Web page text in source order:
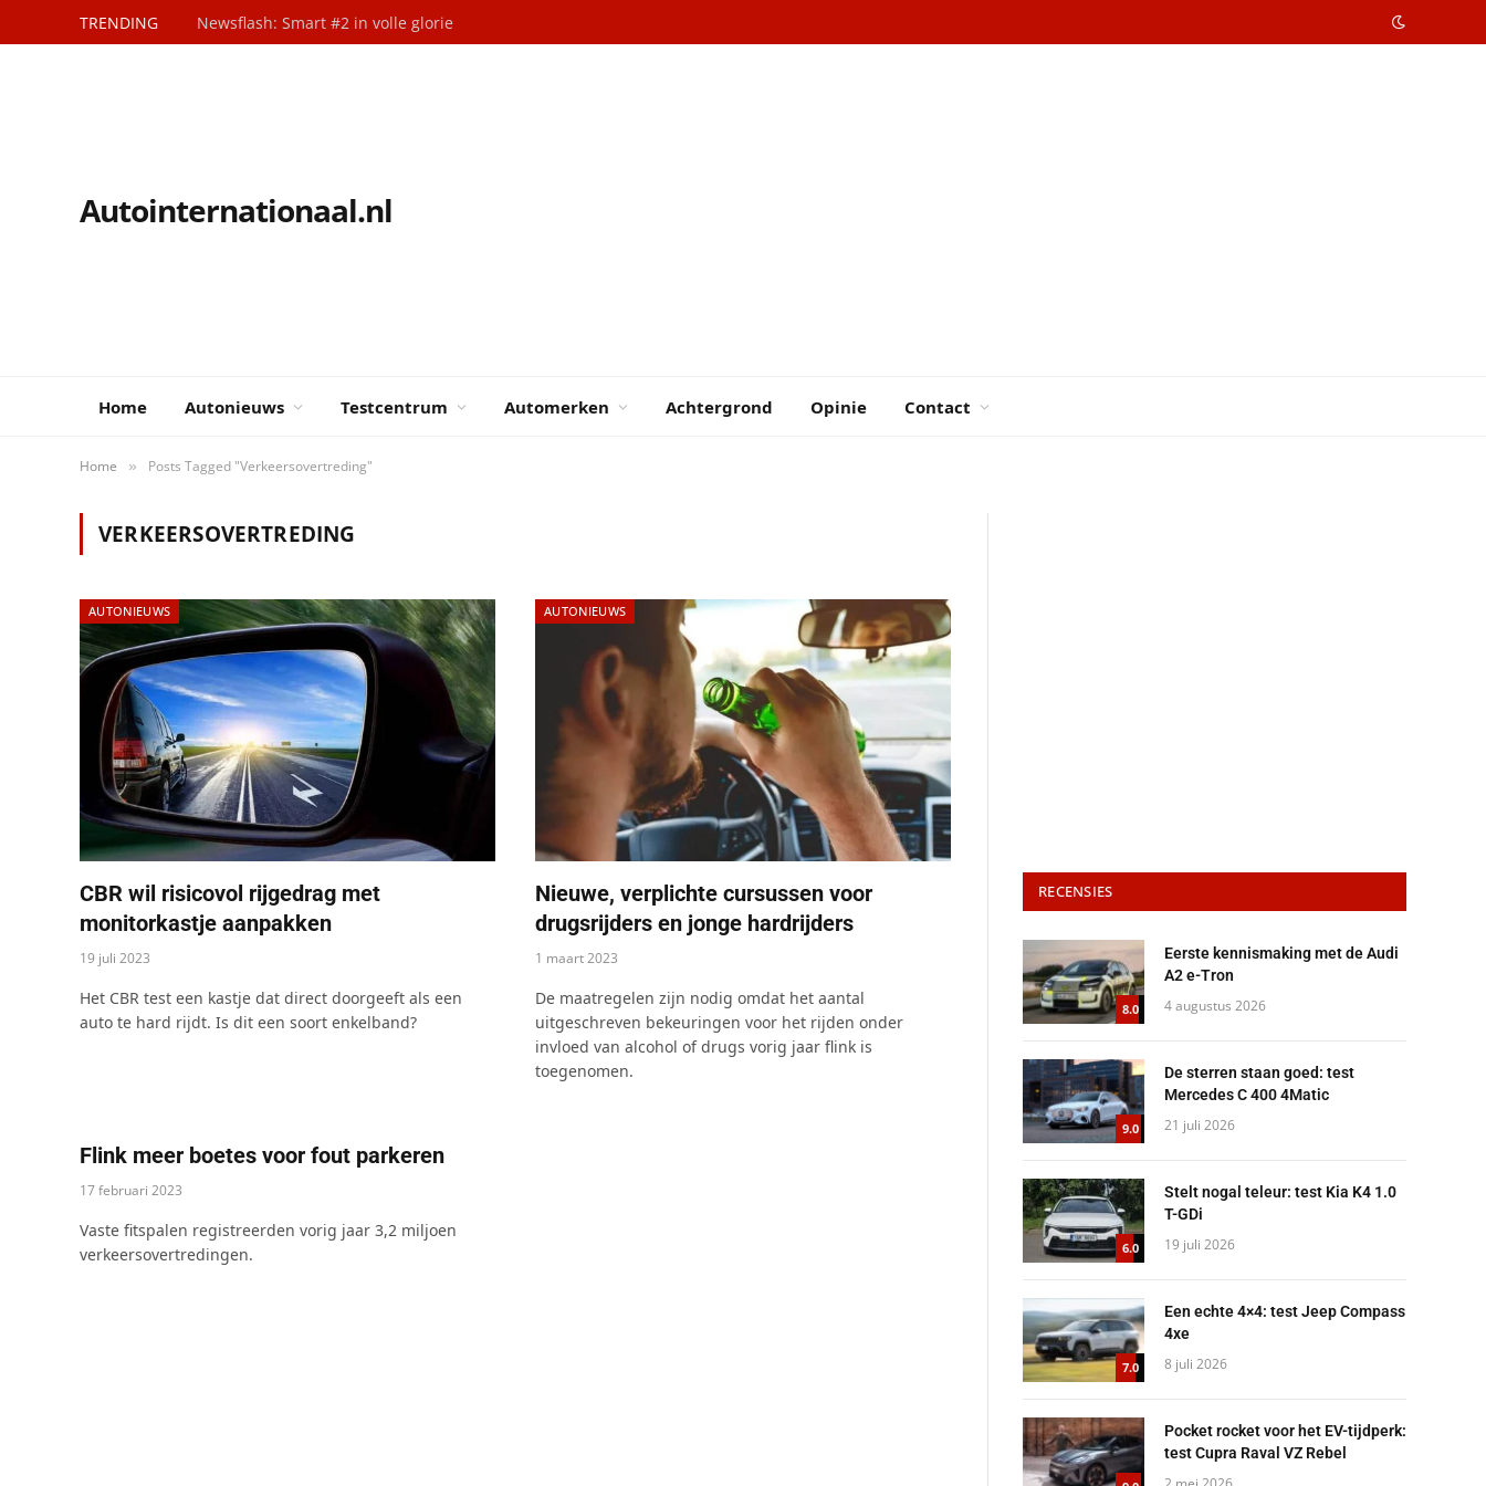
TRENDING Newsflash: Smart #2 in volle glorie
Autointernationaal.nl
Home Autonieuws Testcentrum Automerken Achtergrond Opinie Contact
Home » Posts Tagged "Verkeersovertreding"
VERKEERSOVERTREDING
AUTONIEUWS
CBR wil risicovol rijgedrag met
monitorkastje aanpakken
19 juli 2023
Het CBR test een kastje dat direct doorgeeft als een
auto te hard rijdt. Is dit een soort enkelband?
AUTONIEUWS
Nieuwe, verplichte cursussen voor
drugsrijders en jonge hardrijders
1 maart 2023
De maatregelen zijn nodig omdat het aantal
uitgeschreven bekeuringen voor het rijden onder
invloed van alcohol of drugs vorig jaar flink is
toegenomen.
Flink meer boetes voor fout parkeren
17 februari 2023
Vaste fitspalen registreerden vorig jaar 3,2 miljoen
verkeersovertredingen.
RECENSIES
8.0
Eerste kennismaking met de Audi
A2 e-Tron
4 augustus 2026
9.0
De sterren staan goed: test
Mercedes C 400 4Matic
21 juli 2026
6.0
Stelt nogal teleur: test Kia K4 1.0
T-GDi
19 juli 2026
7.0
Een echte 4×4: test Jeep Compass
4xe
8 juli 2026
Pocket rocket voor het EV-tijdperk:
test Cupra Raval VZ Rebel